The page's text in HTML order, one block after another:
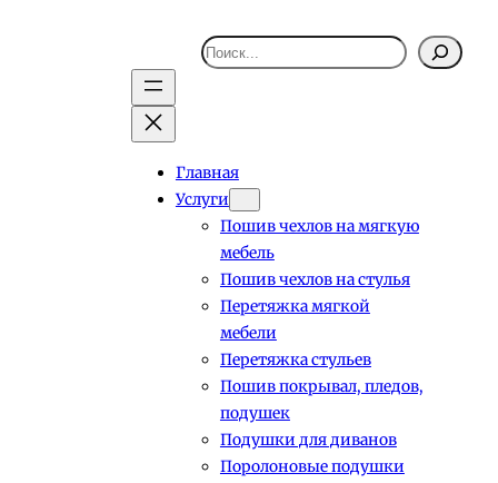
Поиск
Главная
Услуги
Пошив чехлов на мягкую
мебель
Пошив чехлов на стулья
Перетяжка мягкой
мебели
Перетяжка стульев
Пошив покрывал, пледов,
подушек
Подушки для диванов
Поролоновые подушки